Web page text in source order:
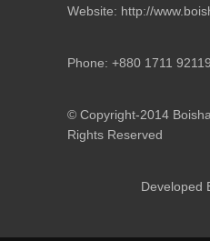
Website: http://
Phone: +880 1711
© Copyright-2014
Rights Reserved
Developed